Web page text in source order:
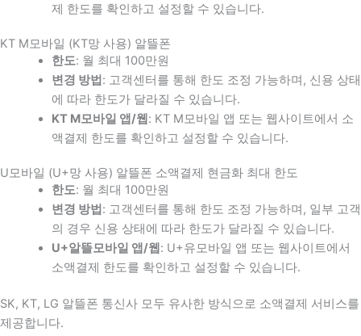
제 한도를 확인하고 설정할 수 있습니다.
KT M모바일 (KT망 사용) 알뜰폰
한도: 월 최대 100만원
변경 방법 : 고객센터를 통해 한도 조정 가능하며, 신용 상태
에 따라 한도가 달라질 수 있습니다.
KT M모바일 앱/웹 : KT M모바일 앱 또는 웹사이트에서 소
액결제 한도를 확인하고 설정할 수 있습니다.
U모바일 (U+망 사용) 알뜰폰 소액결제 현금화 최대 한도
한도: 월 최대 100만원
변경 방법 : 고객센터를 통해 한도 조정 가능하며, 일부 고객
의 경우 신용 상태에 따라 한도가 달라질 수 있습니다.
U+알뜰모바일 앱/웹 : U+유모바일 앱 또는 웹사이트에서
소액결제 한도를 확인하고 설정할 수 있습니다.
SK, KT, LG 알뜰폰 통신사 모두 유사한 방식으로 소액결제 서비스를
제공합니다.